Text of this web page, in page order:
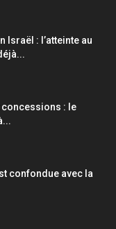
Israël : l’atteinte au
concessions : le
confondue avec la